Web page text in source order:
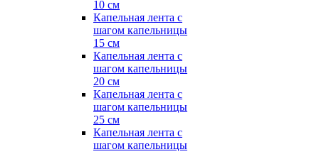
10 см
Капельная лента с
шагом капельницы
15 см
Капельная лента с
шагом капельницы
20 см
Капельная лента с
шагом капельницы
25 см
Капельная лента с
шагом капельницы